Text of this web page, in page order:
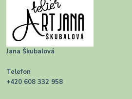
Jana Škubalová
Telefon
+420 608 332 958